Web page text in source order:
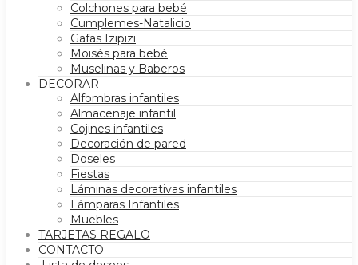
Colchones para bebé
Cumplemes-Natalicio
Gafas Izipizi
Moisés para bebé
Muselinas y Baberos
DECORAR
Alfombras infantiles
Almacenaje infantil
Cojines infantiles
Decoración de pared
Doseles
Fiestas
Láminas decorativas infantiles
Lámparas Infantiles
Muebles
TARJETAS REGALO
CONTACTO